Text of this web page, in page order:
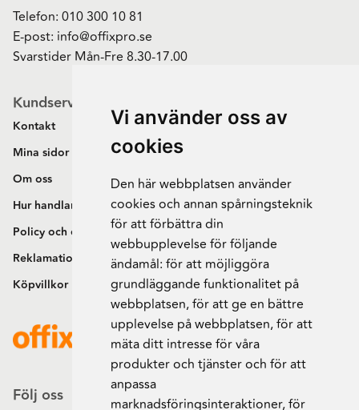
Vi använder oss av
cookies
Den här webbplatsen använder
cookies och annan spårningsteknik
för att förbättra din
webbupplevelse för följande
ändamål: för att möjliggöra
grundläggande funktionalitet på
webbplatsen,för att ge en bättre
upplevelse på webbplatsen,för att
mäta ditt intresse för våra
produkter och tjänster och för att
anpassa
marknadsföringsinteraktioner,för
Telefon: 010 300 10 81
E-post: info@offixpro.se
Svarstider Mån-Fre 8.30-17.00
Kundservice
Kontakt
Mina sidor
Om oss
Hur handlar jag?
Policy och cookies
Reklamation och retur
Köpvillkor
Följ oss